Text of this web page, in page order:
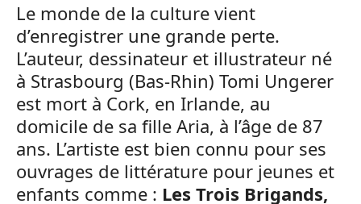
Le monde de la culture vient
d’enregistrer une grande perte.
L’auteur, dessinateur et illustrateur né
à Strasbourg (Bas-Rhin) Tomi Ungerer
est mort à Cork, en Irlande, au
domicile de sa fille Aria, à l’âge de 87
ans. L’artiste est bien connu pour ses
ouvrages de littérature pour jeunes et
enfants comme : Les Trois Brigands,